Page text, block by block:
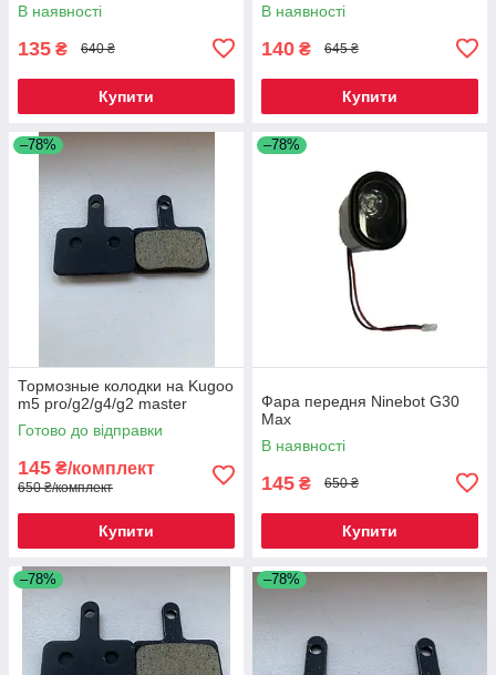
В наявності
135 ₴ 640 ₴
Купити
В наявності
140 ₴ 645 ₴
Купити
–78%
Тормозные колодки на Kugoo
m5 pro/g2/g4/g2 master
Готово до відправки
145 ₴/комплект
650 ₴/комплект
Купити
–78%
Фара передня Ninebot G30
Max
В наявності
145 ₴ 650 ₴
Купити
–78% –78%